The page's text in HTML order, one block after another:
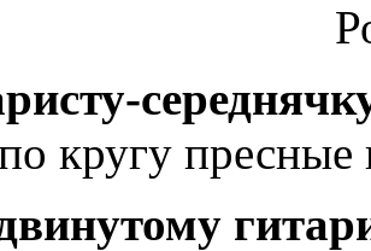
кругу